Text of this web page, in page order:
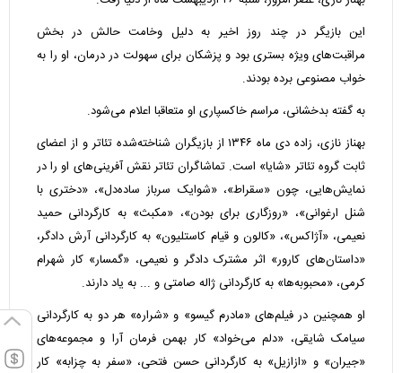
این بازیگر در چند روز اخیر به دلیل وخامت حالش در بخش
مراقبت‌های ویژه بستری بود و پزشکان برای سهولت در درمان، او را به
خواب مصنوعی برده بودند.
به گفته بدخشانی، مراسم خاکسپاری او متعاقبا اعلام می‌شود.
بهناز نازی، زاده دی ماه ۱۳۴۶ از بازیگران شناخته‌شده تئاتر و از اعضای
ثابت گروه تئاتر «شایا» است. تماشاگران تئاتر نقش آفرینی‌های او را در
نمایش‌هایی، چون «سقراط»، «شوایک سرباز ساده‌دل»، «دختری با
شنل ارغوانی»، «روزگاری برای بودن»، «مکبث» به کارگردانی حمید
نعیمی، «آژاکس»، «کالون و قیام کاستلیون» به کارگردانی آرش دادگر،
«داستان‌های کارور» اثر مشترک دادگر و نعیمی، «گمسار» کار شهرام
کرمی، «محبوبه‌ها» به کارگردانی ژاله صامتی و ... به یاد دارند.
او همچنین در فیلم‌های «مادرم گیسو» و «شراره» هر دو به کارگردانی
سیامک شایقی، «دلم می‌خواد» کار بهمن فرمان آرا و مجموعه‌های
«جیران» و «ازازیل» به کارگردانی حسن فتحی، «سفر به چزابه» کار